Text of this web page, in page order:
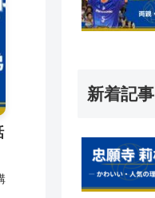
新着記事